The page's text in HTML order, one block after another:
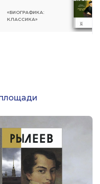
«БИОГРАФИКА:
КЛАССИКА»